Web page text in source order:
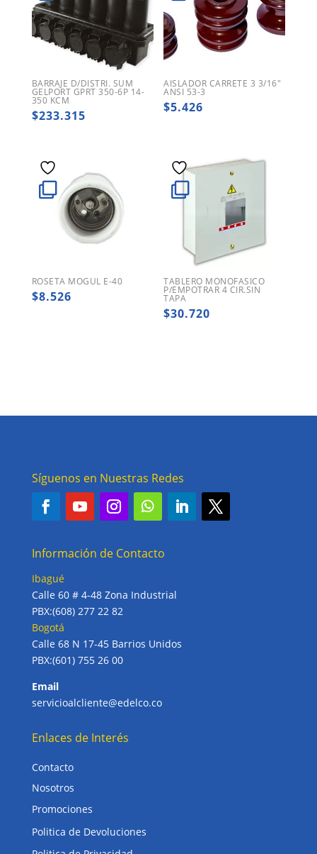
BARRAJE D/DISTRI. SUM
GELPORT GPRT 350-6P 14-
350 KCM
$233.315
AISLADOR CARRETE 3 3/16″
ANSI 53-3
$5.426
ROSETA MOGUL E-40
$8.526
TABLERO MONOFASICO
P/EMPOTRAR 4 CIR.SIN
TAPA
$30.720
Síguenos en Nuestras Redes
Información de Contacto
Ibagué
Calle 60 # 4-48 Zona Industrial
PBX:(608) 277 22 82
Bogotá
Calle 68 N 17-45 Barrios Unidos
PBX:(601) 755 26 00
Email
servicioalcliente@edelco.co
Enlaces de Interés
Contacto
Nosotros
Promociones
Politica de Devoluciones